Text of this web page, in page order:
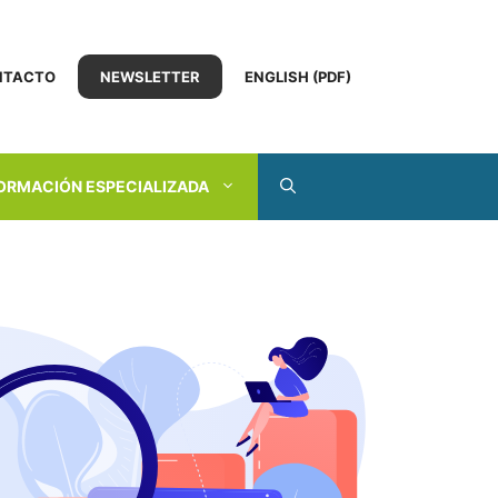
NEWSLETTER ENGLISH (PDF)
ESPECIALIZADA